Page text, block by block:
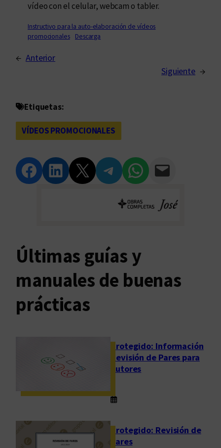
vídeo con el celular, webcam o tabler.
Instructivo para la auto-elaboración de vídeos
promocionales
Descarga
← Anterior
Siguiente →
Etiquetas:
VÍDEOS PROMOCIONALES
Compartir en Facebook Compartir en LinkedIn Compartir en Twitter Compartir en Telegram Compartir en WhatsApp Compartir vía Email
Últimas guías y
manuales de buenas
prácticas
Protegido: Información
Revisión de Pares para
Autores
Protegido: Revisión de
Pares